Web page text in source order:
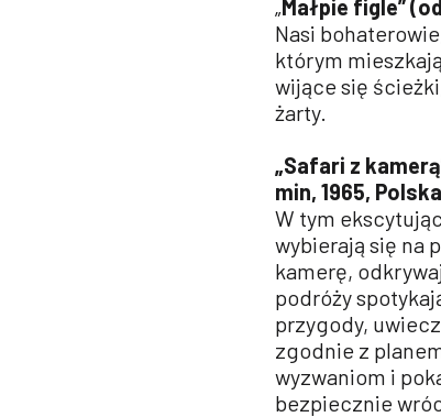
„Małpie figle”
Nasi
którym
wijące się
żarty.
„Safari z
min, 1965, Polska
W tym
wybierają się na
kamerę,
podróży
przygody,
zgodnie z
wyzwaniom i
bezpiecznie